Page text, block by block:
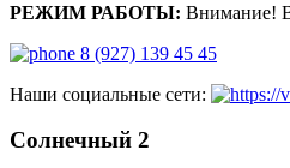
РЕЖИМ РАБОТЫ: Внимание!
8 (927) 139 45 45
Наши социальные сети:
Солнечный 2